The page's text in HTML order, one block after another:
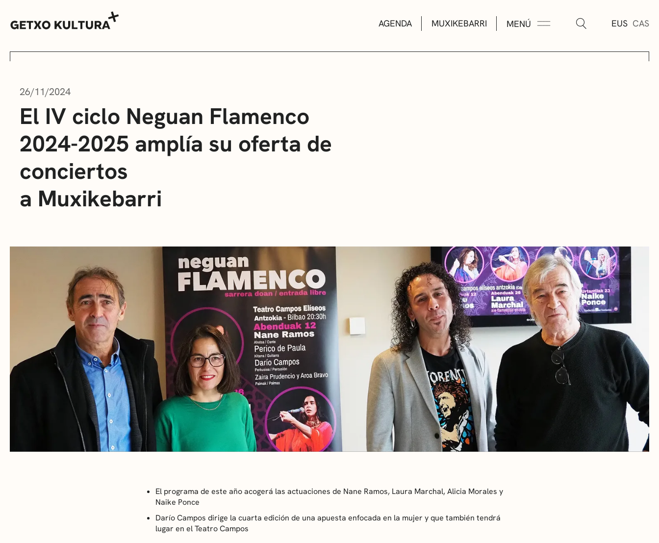
AGENDA MUXIKEBARRI MENÚ EUS CAS
AGENDA
MUXIKEBARRI
CONTACTO
ENTRADAS
AULAS DE CULTURA
BIBLIOTECAS
NOTICIAS
GETXO KULTURA
ASOCIACIONES CULTURALES
26/11/2024
El IV ciclo Neguan Flamenco
2024-2025 amplía su oferta de
conciertos
a Muxikebarri
El programa de este año acogerá las actuaciones de Nane Ramos, Laura Marchal, Alicia Morales y
Naike Ponce
Darío Campos dirige la cuarta edición de una apuesta enfocada en la mujer y que también tendrá
lugar en el Teatro Campos